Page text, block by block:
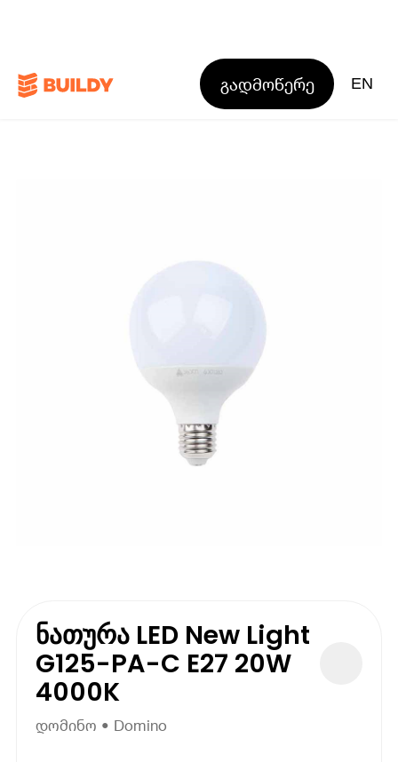
გადმოწერე EN
ნათურა LED New Light
G125-PA-C E27 20W
4000K
დომინო • Domino